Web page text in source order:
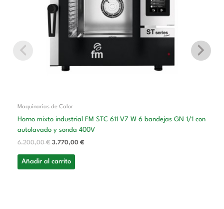
Maquinarias de Calor
Horno mixto industrial FM STC 611 V7 W 6 bandejas GN 1/1 con
autolavado y sonda 400V
6.200,00€ 3.770,00 €
Añadir al carrito